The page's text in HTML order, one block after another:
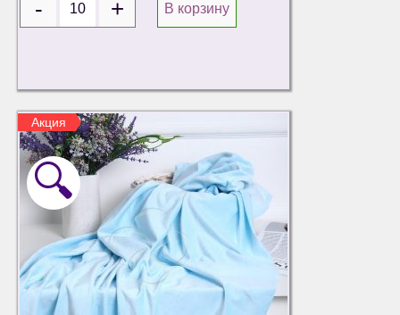
В корзину
Акция
🔍